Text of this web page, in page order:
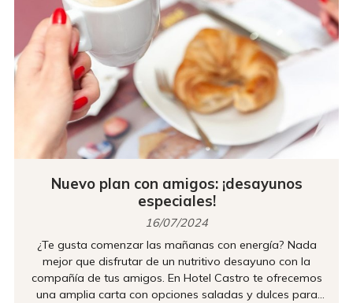
Nuevo plan con amigos: ¡desayunos
especiales!
16/07/2024
¿Te gusta comenzar las mañanas con energía? Nada
mejor que disfrutar de un nutritivo desayuno con la
compañía de tus amigos. En Hotel Castro te ofrecemos
una amplia carta con opciones saladas y dulces para